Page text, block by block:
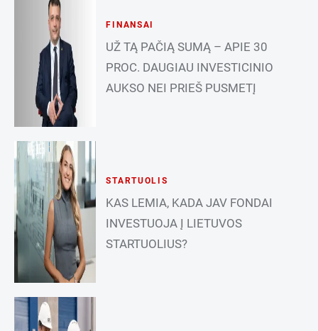
FINANSAI
UŽ TĄ PAČIĄ SUMĄ – APIE 30
PROC. DAUGIAU INVESTICINIO
AUKSO NEI PRIEŠ PUSMETĮ
STARTUOLIS
KAS LEMIA, KADA JAV FONDAI
INVESTUOJA Į LIETUVOS
STARTUOLIUS?